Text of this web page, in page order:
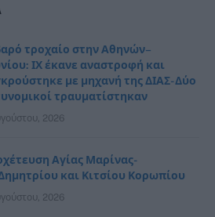
τροχαίο στην Αθηνών–
ΙΧ έκανε αναστροφή και
με μηχανή της ΔΙΑΣ- Δύο
τραυματίστηκαν
2026
Αγίας Μαρίνας-
και Κιτσίου Κορωπίου
2026